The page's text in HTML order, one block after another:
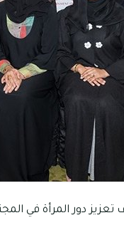
دور المرأة في